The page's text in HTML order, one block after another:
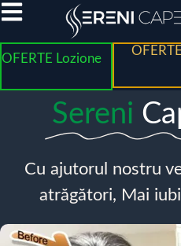
OFERTE Lozione
Sereni
Cu ajutorul nostru
atrăgători, Mai